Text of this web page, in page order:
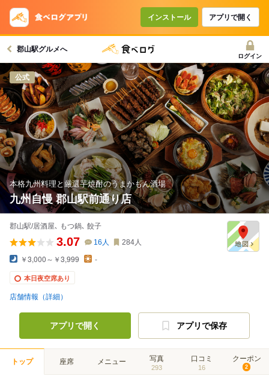
インストール アプリで開く
郡山駅グルメへ
ログイン
公式
本格九州料理と厳選芋焼酎のうまかもん酒場
九州自慢 郡山駅前通り店
郡山駅/居酒屋､ もつ鍋､ 餃子
3.07 16 人 284人
￥3,000～￥3,999 -
本日夜空席あり
店舗情報（詳細）
アプリで開く アプリで保存
トップ 座席 メニュー 写真
293
口コミ
16
クーポン
2
コースで使えるクーポン
戻る
クーポンを利用せず予約する